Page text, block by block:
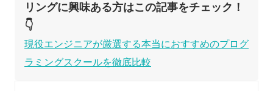
リングに興味ある方はこの記事をチェック！
👇
現役エンジニアが厳選する本当におすすめのプログ
ラミングスクールを徹底比較